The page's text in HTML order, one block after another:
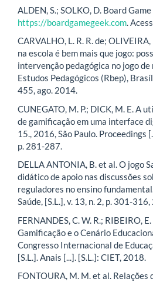
ALDEN, S.; SOLKO, D. Board
https://boardgamegeek.com .
CARVALHO, L. R. R. de;
na escola é bem mais que jogo:
intervenção pedagógica no jogo de
Estudos Pedagógicos (Rbep),
455, ago. 2014.
CUNEGATO, M. P.; DICK, M. E. A
de gamificação em uma interface
15., 2016, São Paulo. Proceedings
p. 281-287.
DELLA ANTONIA, B. et al. O jogo
didático de apoio nas discussões
reguladores no ensino
Saúde, [S.L.], v. 13, n. 2, p. 301-
FERNANDES, C. W. R.; RIBEIRO, E.
Gamificação e o Cenário
Congresso Internacional de
[S.L.]. Anais [...]. [S.L.]: CIET, 2018.
FONTOURA, M. M. et al. Relações